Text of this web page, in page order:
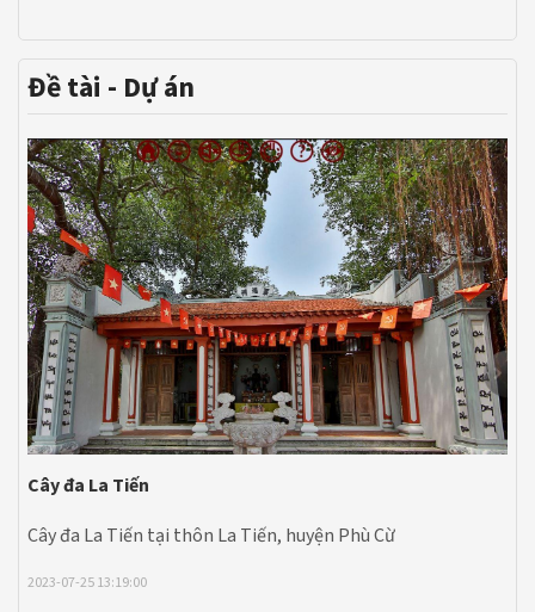
Đề tài - Dự án
Cây đa La Tiến
Cây đa La Tiến tại thôn La Tiến, huyện Phù Cừ
2023-07-25 13:19:00